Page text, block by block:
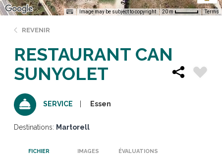
Image may be subject to copyright 20 m Terms
REVENIR
RESTAURANT CAN
SUNYOLET
SERVICE Essen
Destinations: Martorell
FICHIER IMAGES ÉVALUATIONS